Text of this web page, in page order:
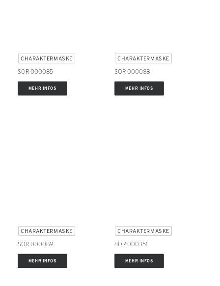
CHARAKTERMASKE
SOR 000085
MEHR INFOS
CHARAKTERMASKE
SOR 000088
MEHR INFOS
CHARAKTERMASKE
SOR 000089
MEHR INFOS
CHARAKTERMASKE
SOR 000351
MEHR INFOS